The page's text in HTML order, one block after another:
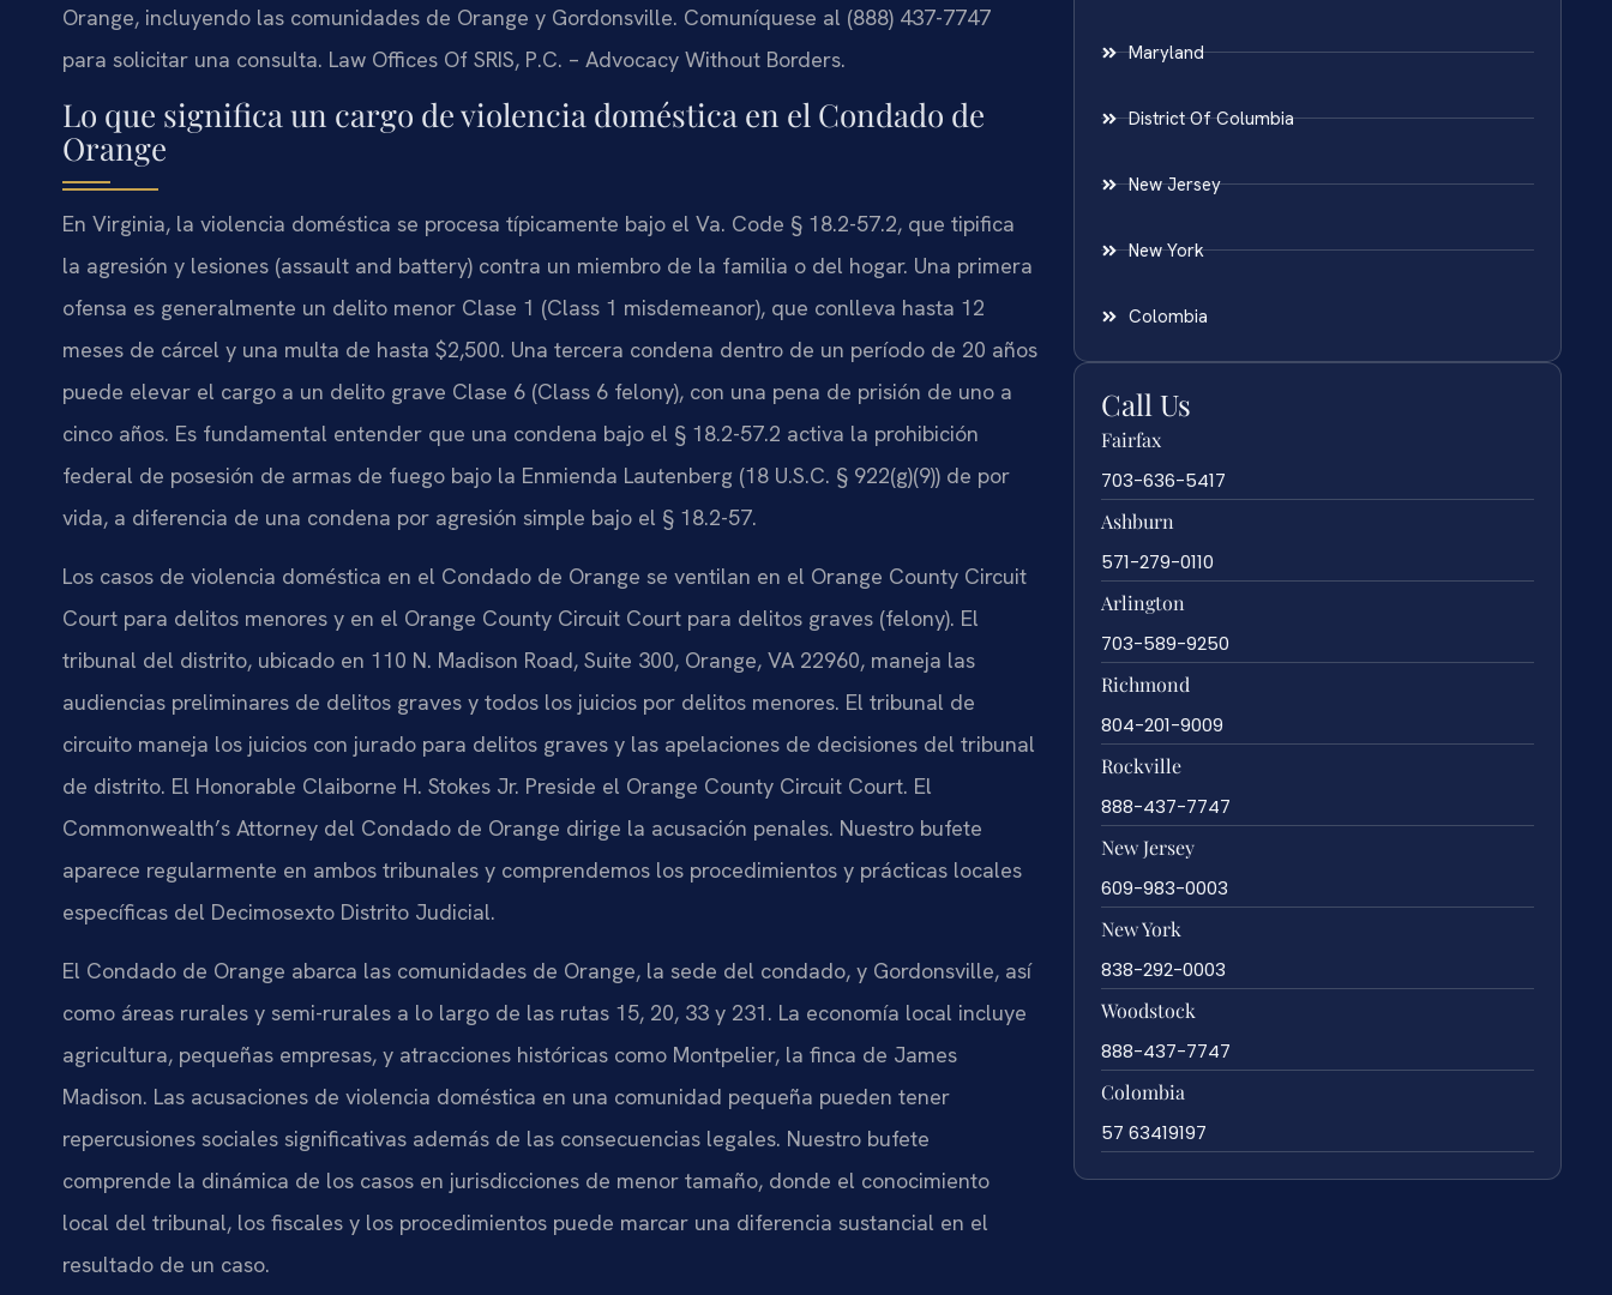
Orange, incluyendo las comunidades de Orange y Gordonsville. Comuníquese al (888) 437-7747
para solicitar una consulta. Law Offices Of SRIS, P.C. – Advocacy Without Borders.
Lo que significa un cargo de violencia doméstica en el Condado de
Orange
En Virginia, la violencia doméstica se procesa típicamente bajo el Va. Code § 18.2-57.2, que tipifica
la agresión y lesiones (assault and battery) contra un miembro de la familia o del hogar. Una primera
ofensa es generalmente un delito menor Clase 1 (Class 1 misdemeanor), que conlleva hasta 12
meses de cárcel y una multa de hasta $2,500. Una tercera condena dentro de un período de 20 años
puede elevar el cargo a un delito grave Clase 6 (Class 6 felony), con una pena de prisión de uno a
cinco años. Es fundamental entender que una condena bajo el § 18.2-57.2 activa la prohibición
federal de posesión de armas de fuego bajo la Enmienda Lautenberg (18 U.S.C. § 922(g)(9)) de por
vida, a diferencia de una condena por agresión simple bajo el § 18.2-57.
Los casos de violencia doméstica en el Condado de Orange se ventilan en el Orange County Circuit
Court para delitos menores y en el Orange County Circuit Court para delitos graves (felony). El
tribunal del distrito, ubicado en 110 N. Madison Road, Suite 300, Orange, VA 22960, maneja las
audiencias preliminares de delitos graves y todos los juicios por delitos menores. El tribunal de
circuito maneja los juicios con jurado para delitos graves y las apelaciones de decisiones del tribunal
de distrito. El Honorable Claiborne H. Stokes Jr. Preside el Orange County Circuit Court. El
Commonwealth’s Attorney del Condado de Orange dirige la acusación penales. Nuestro bufete
aparece regularmente en ambos tribunales y comprendemos los procedimientos y prácticas locales
específicas del Decimosexto Distrito Judicial.
El Condado de Orange abarca las comunidades de Orange, la sede del condado, y Gordonsville, así
como áreas rurales y semi-rurales a lo largo de las rutas 15, 20, 33 y 231. La economía local incluye
agricultura, pequeñas empresas, y atracciones históricas como Montpelier, la finca de James
Madison. Las acusaciones de violencia doméstica en una comunidad pequeña pueden tener
repercusiones sociales significativas además de las consecuencias legales. Nuestro bufete
comprende la dinámica de los casos en jurisdicciones de menor tamaño, donde el conocimiento
local del tribunal, los fiscales y los procedimientos puede marcar una diferencia sustancial en el
resultado de un caso.
Maryland
District Of Columbia
New Jersey
New York
Colombia
Call Us
Fairfax
703-636-5417
Ashburn
571-279-0110
Arlington
703-589-9250
Richmond
804-201-9009
Rockville
888-437-7747
New Jersey
609-983-0003
New York
838-292-0003
Woodstock
888-437-7747
Colombia
57 63419197